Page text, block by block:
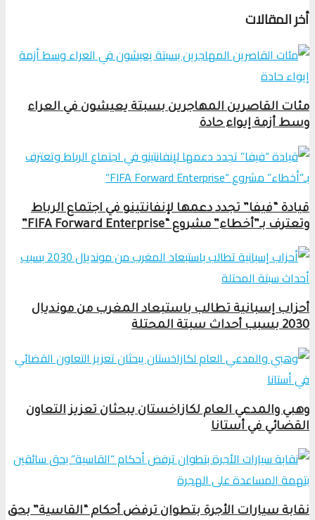
أخر المقالات
مئات القاصرين المهاجرين بسبتة يعيشون في العراء
وسط أزمة إيواء حادة
قيادة “فيفا” تجدد دعمها لإنفانتينو في اجتماع الرباط
وتعترف بـ”أخطاء” مشروع “FIFA Forward Enterprise”
أحزاب إسبانية تطالب باستبعاد المغرب من مونديال
2030 بسبب أحداث سبتة المحتلة
وهبي والمدعي العام لكازاخستان يبحثان تعزيز التعاون
القضائي في أستانا
نقابة سيارات الأجرة بتطوان ترفض أحكام “القاسية” بحق